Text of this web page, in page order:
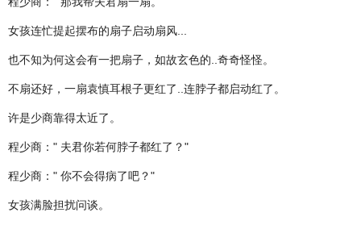
女孩连忙提起摆布的扇子启动扇风...
也不知为何这会有一把扇子，如故玄色的..奇奇怪怪。
不扇还好，一扇袁慎耳根子更红了..连脖子都启动红了。
许是少商靠得太近了。
程少商：" 夫君你若何脖子都红了？"
程少商：" 你不会得病了吧？"
女孩满脸担扰问谈。